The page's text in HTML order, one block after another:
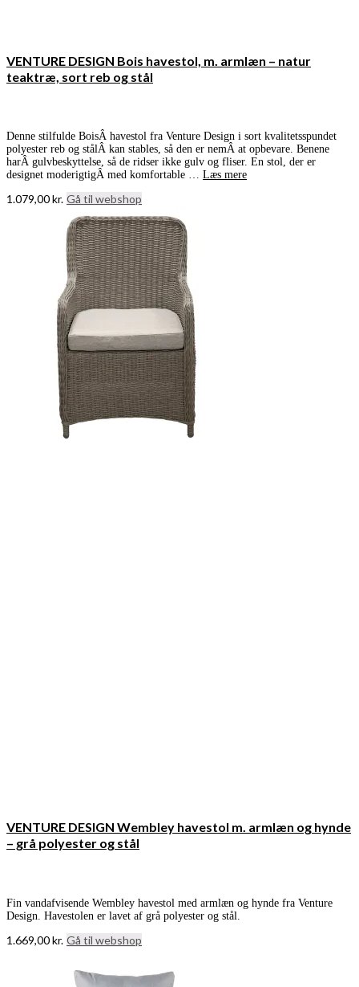
VENTURE DESIGN Bois havestol, m. armlæn – natur
teaktræ, sort reb og stål
Denne stilfulde BoisÂ havestol fra Venture Design i sort kvalitetsspundet
polyester reb og stålÂ kan stables, så den er nemÂ at opbevare. Benene
harÂ gulvbeskyttelse, så de ridser ikke gulv og fliser. En stol, der er
designet moderigtigÂ med komfortable … Læs mere
1.079,00kr. Gå til webshop
VENTURE DESIGN Wembley havestol m. armlæn og hynde
– grå polyester og stål
Fin vandafvisende Wembley havestol med armlæn og hynde fra Venture
Design. Havestolen er lavet af grå polyester og stål.
1.669,00kr. Gå til webshop